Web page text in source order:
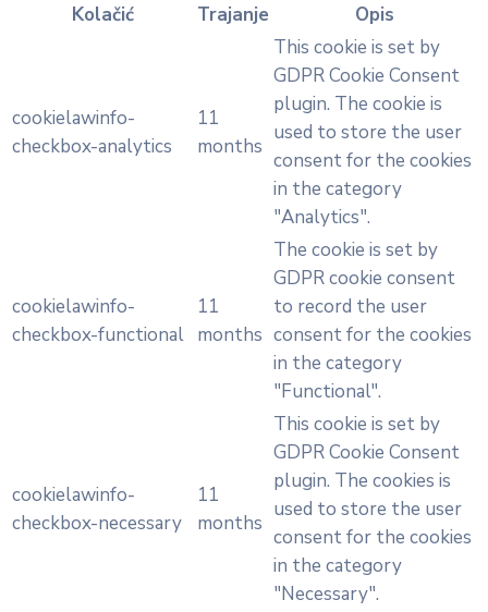
Kolačić
Trajanje Opis
cookielawinfo-
checkbox-analytics
11
months
This cookie is set by
GDPR Cookie Consent
plugin. The cookie is
used to store the user
consent for the cookies
in the category
"Analytics".
cookielawinfo-
checkbox-functional
11
months
The cookie is set by
GDPR cookie consent
to record the user
consent for the cookies
in the category
"Functional".
cookielawinfo-
checkbox-necessary
11
months
This cookie is set by
GDPR Cookie Consent
plugin. The cookies is
used to store the user
consent for the cookies
in the category
"Necessary".